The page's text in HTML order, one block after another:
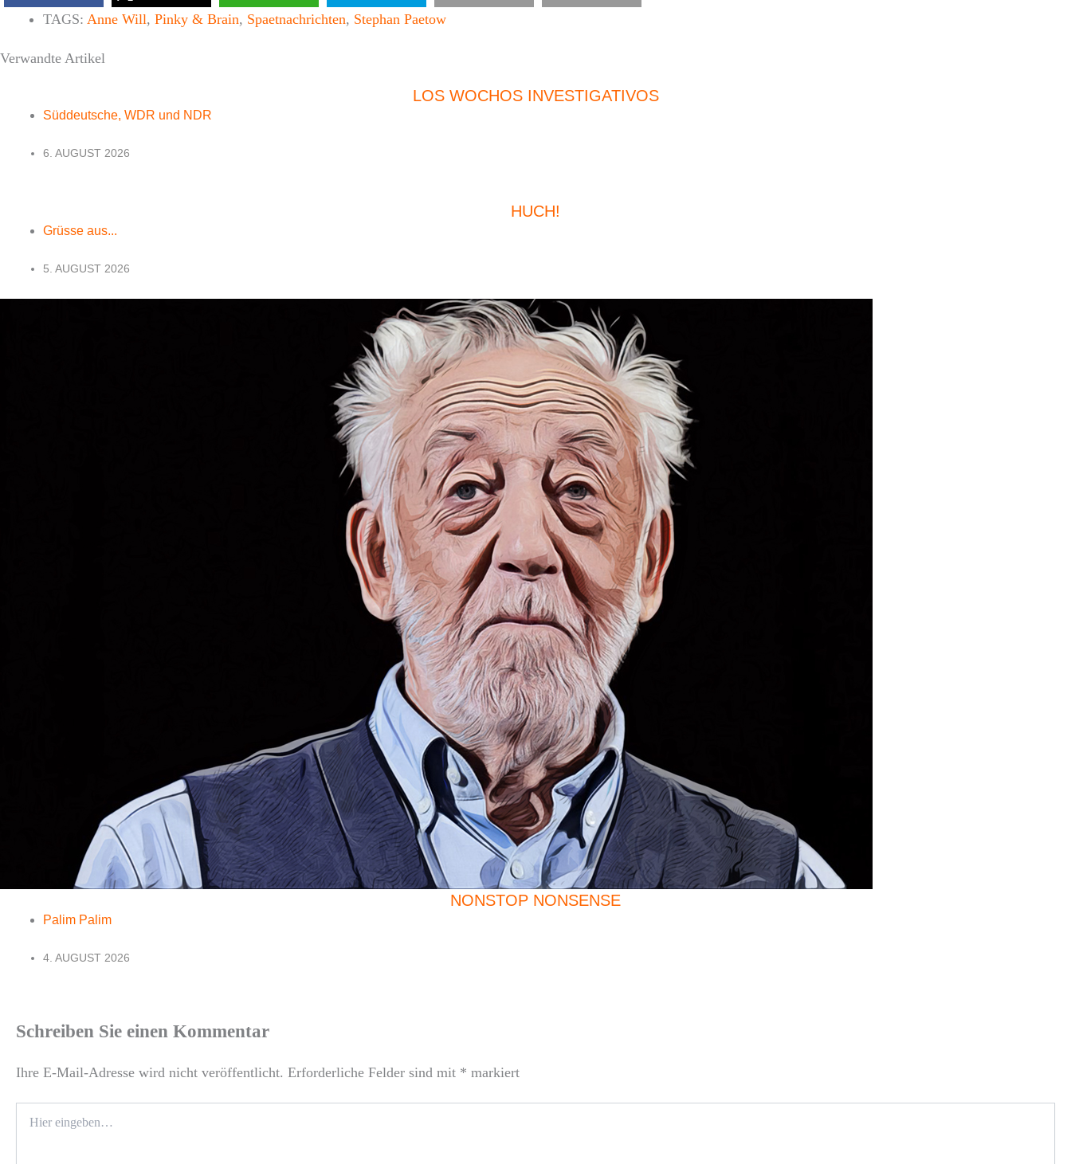
TAGS: Anne Will, Pinky & Brain, Spaetnachrichten, Stephan Paetow
Verwandte Artikel
LOS WOCHOS INVESTIGATIVOS
Süddeutsche, WDR und NDR
6. AUGUST 2026
HUCH!
Grüsse aus...
5. AUGUST 2026
NONSTOP NONSENSE
Palim Palim
4. AUGUST 2026
Schreiben Sie einen Kommentar
Ihre E-Mail-Adresse wird nicht veröffentlicht. Erforderliche Felder sind mit * markiert
eingeben…